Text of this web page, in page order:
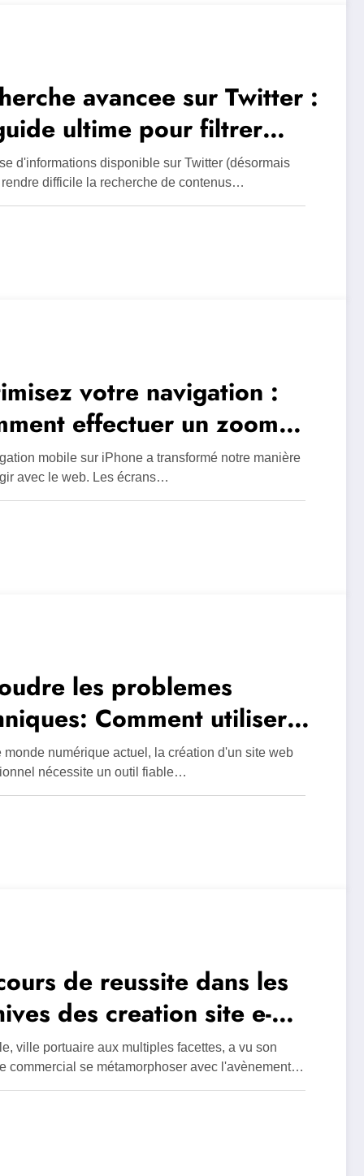
avancee sur Twitter :
ultime pour filtrer
l’information
d'informations disponible sur Twitter (désormais
difficile la recherche de contenus…
votre navigation :
effectuer un zoom
sur les navigateurs Web
iPhone en quelques
mobile sur iPhone a transformé notre manière
avec le web. Les écrans…
les problemes
Comment utiliser
pour creer un site web
sans accrocs
monde numérique actuel, la création d'un site web
nécessite un outil fiable…
de reussite dans les
des creation site e-
Marseille : la parole
ville portuaire aux multiples facettes, a vu son
commercial se métamorphoser avec l'avènement…